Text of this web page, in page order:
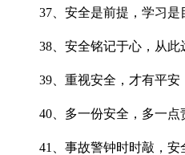
37、安全是前提，学习是
38、安全铭记于心，从此
39、重视安全，才有平安
40、多一份安全，多一点
41、事故警钟时时敲，安